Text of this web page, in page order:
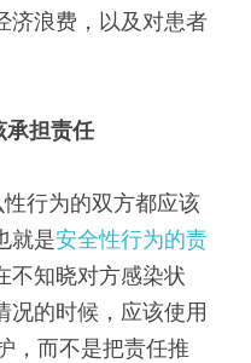
济浪费，以及对患者
承担责任
行为的双方都应该
就是安全性行为的责
不知晓对方感染状
况的时候，应该使用
，而不是把责任推